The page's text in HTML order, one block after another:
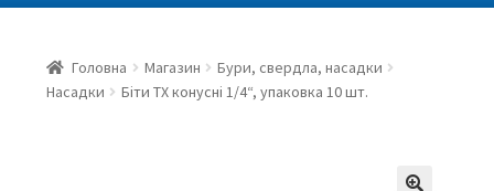
Головна Магазин
Бури, свердла, насадки
Насадки
Біти TX конусні 1/4“, упаковка 10 шт.